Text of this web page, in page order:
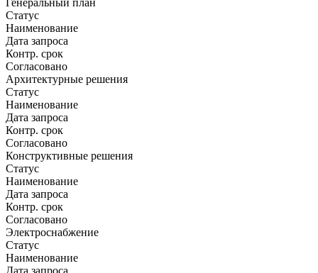
Генеральный план
Статус
Наименование
Дата запроса
Контр. срок
Согласовано
Архитектурные решения
Статус
Наименование
Дата запроса
Контр. срок
Согласовано
Конструктивные решения
Статус
Наименование
Дата запроса
Контр. срок
Согласовано
Электроснабжение
Статус
Наименование
Дата запроса